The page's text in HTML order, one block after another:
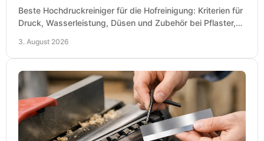
Beste Hochdruckreiniger für die Hofreinigung: Kriterien für
Druck, Wasserleistung, Düsen und Zubehör bei Pflaster,
3. August 2026